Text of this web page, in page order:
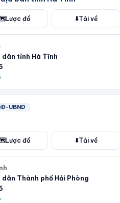
Lược đồ ⬇️Tải về
dân tỉnh Hà Tĩnh
UBND
Lược đồ ⬇️Tải về
dân Thành phố Hải Phòng